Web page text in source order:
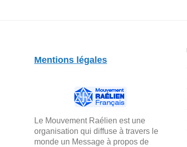
Mentions légales
Le Mouvement Raélien est une
organisation qui diffuse à travers le
monde un Message à propos de